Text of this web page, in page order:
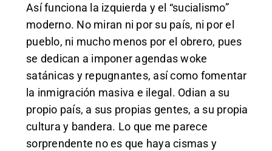
Así funciona la izquierda y el “sucialismo”
moderno. No miran ni por su país, ni por el
pueblo, ni mucho menos por el obrero, pues
se dedican a imponer agendas woke
satánicas y repugnantes, así como fomentar
la inmigración masiva e ilegal. Odian a su
propio país, a sus propias gentes, a su propia
cultura y bandera. Lo que me parece
sorprendente no es que haya cismas y